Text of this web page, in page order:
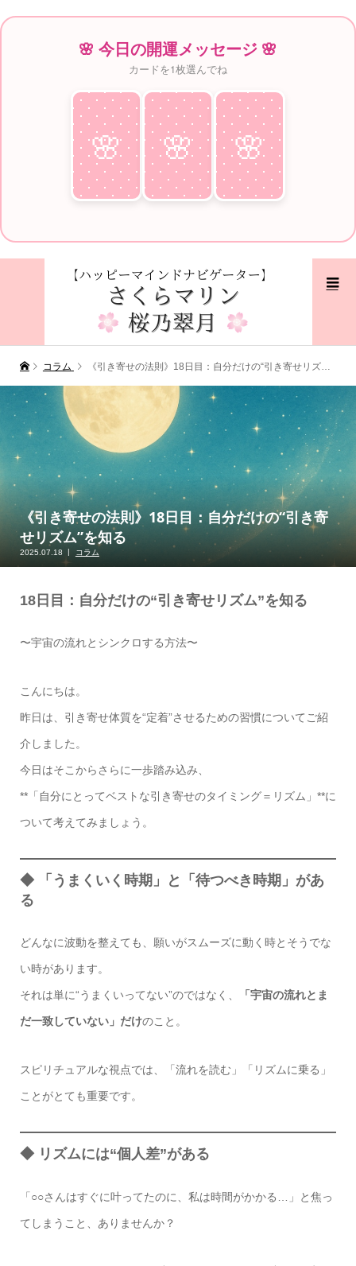
🌸 今日の開運メッセージ 🌸
カードを1枚選んでね
🌸
♥ 🌸
♥ 🌸
♥
コラム 《引き寄せの法則》18日目：自分だけの“引き寄せリズム”を知る
《引き寄せの法則》18日目：自分だけの“引き寄
せリズム”を知る
2025.07.18 コラム
18日目：自分だけの“引き寄せリズム”を知る
〜宇宙の流れとシンクロする方法〜
こんにちは。
昨日は、引き寄せ体質を“定着”させるための習慣についてご紹
介しました。
今日はそこからさらに一歩踏み込み、
**「自分にとってベストな引き寄せのタイミング＝リズム」**に
ついて考えてみましょう。
◆ 「うまくいく時期」と「待つべき時期」があ
る
どんなに波動を整えても、願いがスムーズに動く時とそうでな
い時があります。
それは単に“うまくいってない”のではなく、 「宇宙の流れとま
だ一致していない」だけのこと。
スピリチュアルな視点では、「流れを読む」「リズムに乗る」
ことがとても重要です。
◆ リズムには“個人差”がある
「○○さんはすぐに叶ってたのに、私は時間がかかる…」と焦っ
てしまうこと、ありませんか？